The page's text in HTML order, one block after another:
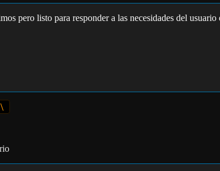
pero listo para responder a las necesidades del